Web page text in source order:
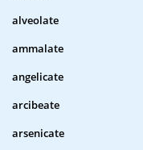
alveolate
ammalate
angelicate
arcibeate
arsenicate